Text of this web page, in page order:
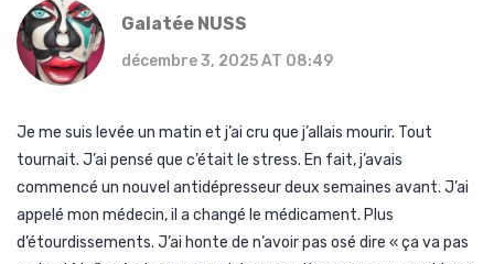
Galatée NUSS
décembre 3, 2025 AT 08:49
Je me suis levée un matin et j’ai cru que j’allais mourir. Tout
tournait. J’ai pensé que c’était le stress. En fait, j’avais
commencé un nouvel antidépresseur deux semaines avant. J’ai
appelé mon médecin, il a changé le médicament. Plus
d’étourdissements. J’ai honte de n’avoir pas osé dire « ça va pas